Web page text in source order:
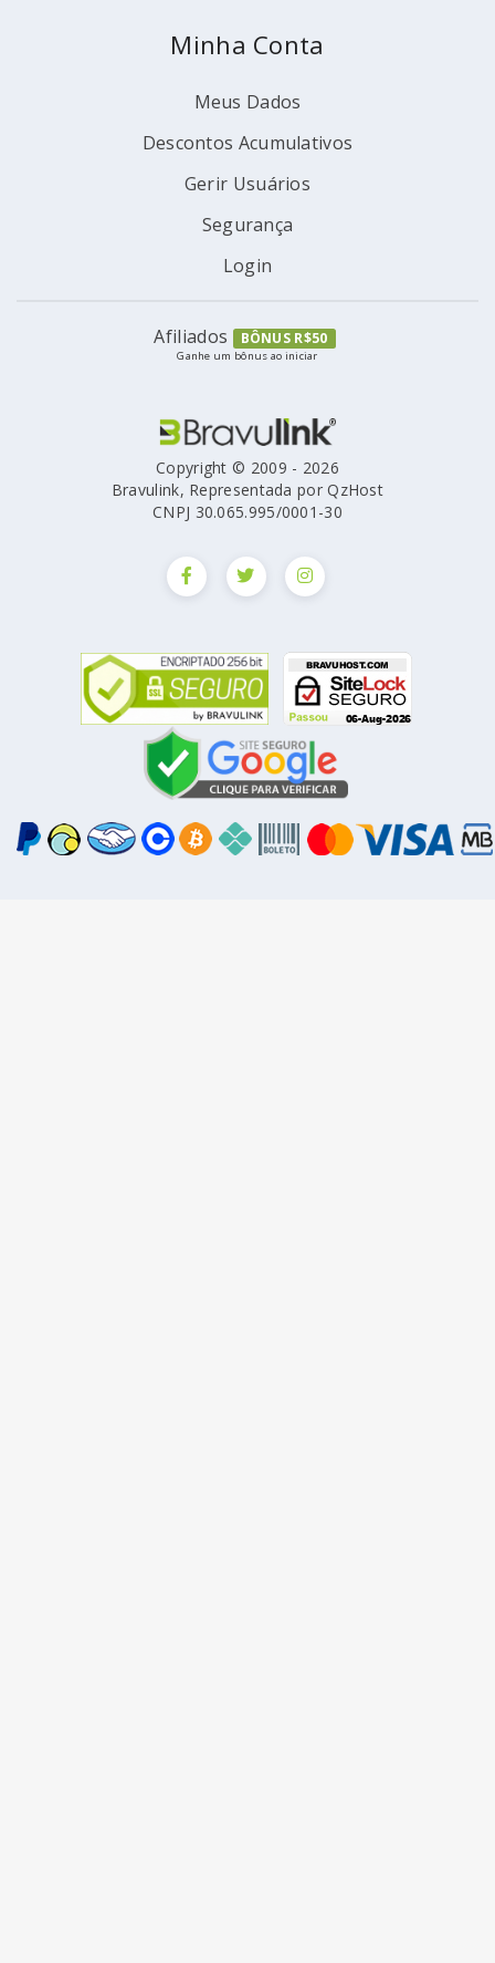
Minha Conta
Meus Dados
Descontos Acumulativos
Gerir Usuários
Segurança
Login
Afiliados BÔNUS R$50
Ganhe um bônus ao iniciar
Copyright © 2009 - 2026
Bravulink, Representada por QzHost
CNPJ 30.065.995/0001-30